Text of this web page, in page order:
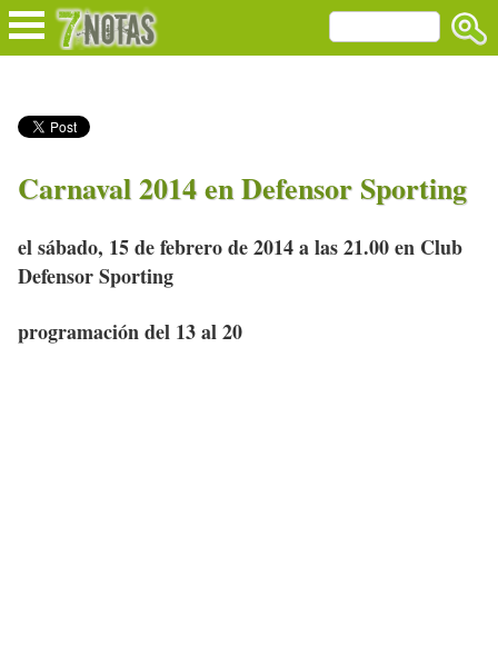
Carnaval 2014 en Defensor Sporting
el sábado, 15 de febrero de 2014 a las 21.00 en Club
Defensor Sporting
programación del 13 al 20